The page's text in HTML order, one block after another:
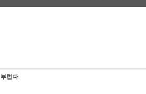
부럽다